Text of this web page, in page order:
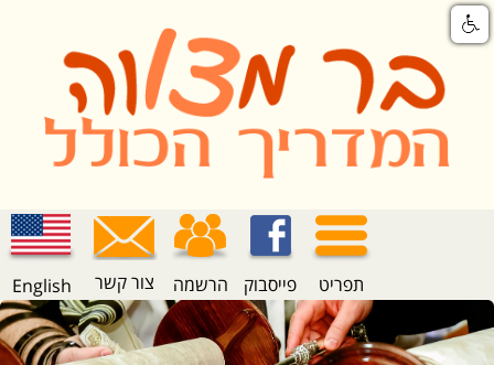
תפריט פייסבוק הרשמה צור קשר English